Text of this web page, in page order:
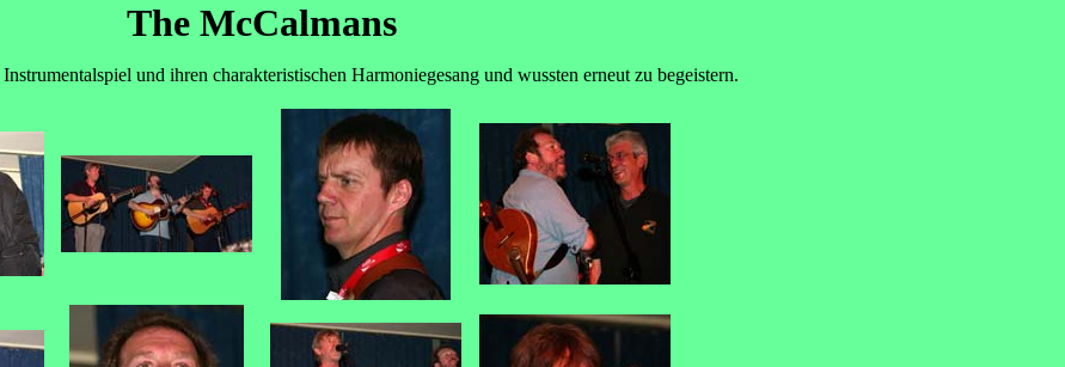
The McCalmans
und ihren charakteristischen Harmoniegesang und wussten erneut zu begeistern.